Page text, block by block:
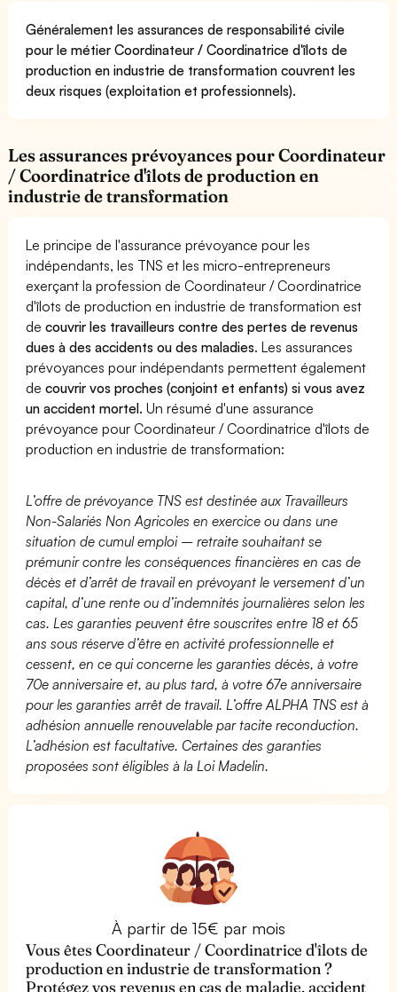
Généralement les assurances de responsabilité civile
pour le métier Coordinateur / Coordinatrice d'îlots de
production en industrie de transformation couvrent les
deux risques (exploitation et professionnels).
Les assurances prévoyances pour Coordinateur
/ Coordinatrice d'îlots de production en
industrie de transformation
Le principe de l'assurance prévoyance pour les
indépendants, les TNS et les micro-entrepreneurs
exerçant la profession de Coordinateur / Coordinatrice
d'îlots de production en industrie de transformation est
decouvrir les travailleurs contre des pertes de revenus
dues à des accidents ou des maladies. Les assurances
prévoyances pour indépendants permettent également
decouvrir vos proches (conjoint et enfants) si vous avez
un accident mortel. Un résumé d'une assurance
prévoyance pour Coordinateur / Coordinatrice d'îlots de
production en industrie de transformation:
L’offre de prévoyance TNS est destinée aux Travailleurs
Non-Salariés Non Agricoles en exercice ou dans une
situation de cumul emploi – retraite souhaitant se
prémunir contre les conséquences financières en cas de
décès et d’arrêt de travail en prévoyant le versement d’un
capital, d’une rente ou d’indemnités journalières selon les
cas. Les garanties peuvent être souscrites entre 18 et 65
ans sous réserve d’être en activité professionnelle et
cessent, en ce qui concerne les garanties décès, à votre
70e anniversaire et, au plus tard, à votre 67e anniversaire
pour les garanties arrêt de travail. L’offre ALPHA TNS est à
adhésion annuelle renouvelable par tacite reconduction.
L’adhésion est facultative. Certaines des garanties
proposées sont éligibles à la Loi Madelin.
À partir de 15€ par mois
Vous êtes Coordinateur / Coordinatrice d'îlots de
production en industrie de transformation ?
Protégez vos revenus en cas de maladie, accident